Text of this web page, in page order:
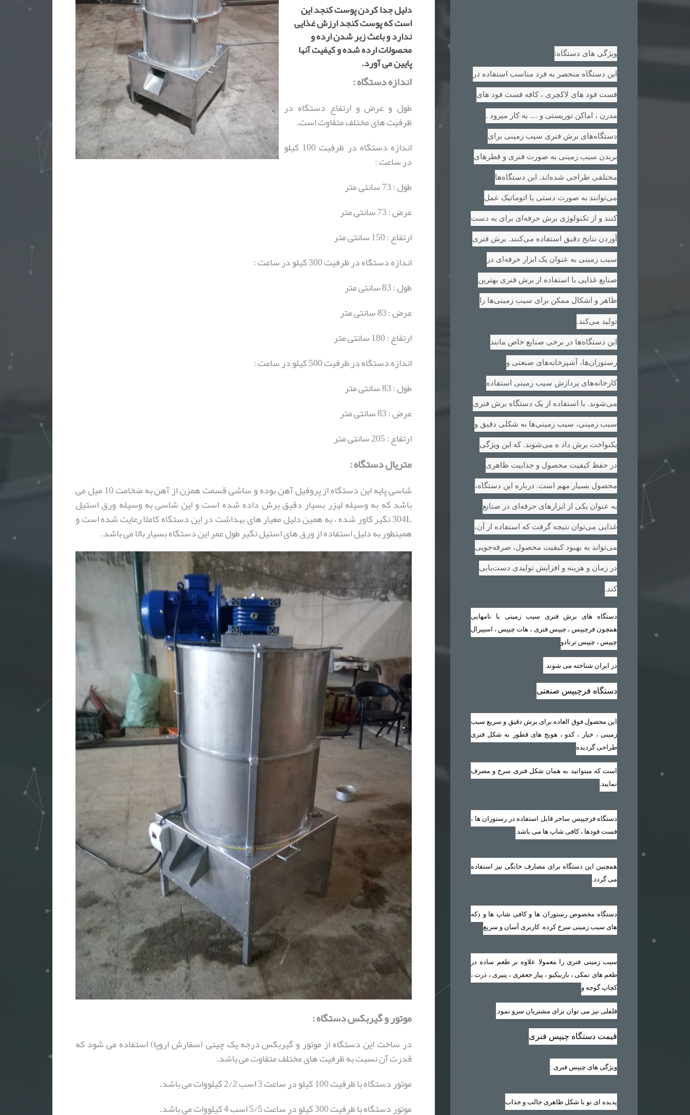
دلیل جدا کردن پوست کنجد این
است که پوست کنجد ارزش غذایی
ندارد و باعث زبر شدن ارده و
محصولات ارده شده و کیفیت آنها
پایین می آورد.
اندازه دستگاه :
طول و عرض و ارتفاع دستگاه در
ظرفیت های مختلف متفاوت است.
اندازه دستگاه در ظرفیت 100 کیلو
در ساعت :
طول : 73 سانتی متر
عرض : 73 سانتی متر
ارتفاع : 150 سانتی متر
اندازه دستگاه در ظرفیت 300 کیلو در ساعت :
طول : 83 سانتی متر
عرض : 83 سانتی متر
ارتفاع : 180 سانتی متر
اندازه دستگاه در ظرفیت 500 کیلو در ساعت :
طول : 83 سانتی متر
عرض : 83 سانتی متر
ارتفاع : 205 سانتی متر
متریال دستگاه:
شاسی پایه این دستگاه از پروفیل آهن بوده و ساشی قسمت همزن از آهن به ضخامت 10 میل می
باشد که به وسیله لیزر بسیار دقیق برش داده شده است و این شاسی به وسیله ورق استیل
304L نگیر کاور شده ، به همین دلیل معیار های بهداشت در این دستگاه کاملا رعایت شده است و
همینطور به دلیل استفاده از ورق های استیل نگیر طول عمر این دستگاه بسیار بالا می باشد.
موتور و گیربکس دستگاه :
در ساخت این دستگاه از موتور و گیربکس درجه یک چینی (سفارش اروپا) استفاده می شود که
قدرت آن نسبت به ظرفیت های مختلف متفاوت می باشد.
موتور دستگاه با ظرفیت 100 کیلو در ساعت 3 اسب 2/2 کیلووات می باشد.
موتور دستگاه با ظرفیت 300 کیلو در ساعت 5/5 اسب 4 کیلووات می باشد.
ویژگی های دستگاه:
این دستگاه منحصر به فرد مناسب استفاده در
فست فود های لاکچری ، کافه فست فود های
مدرن ، اماکن توریستی و … به کار میرود .
دستگاه‌های برش فنری سیب زمینی برای
بریدن سیب زمینی به صورت فنری و قطرهای
مختلفی طراحی شده‌اند. این دستگاه‌ها
می‌توانند به صورت دستی یا اتوماتیک عمل
کنند و از تکنولوژی برش حرفه‌ای برای به دست
آوردن نتایج دقیق استفاده می‌کنند. برش فنری
سیب زمینی به عنوان یک ابزار حرفه‌ای در
صنایع غذایی با استفاده از برش فنری بهترین
ظاهر و اشکال ممکن برای سیب زمینی‌ها را
تولید می‌کند.
این دستگاه‌ها در برخی صنایع خاص مانند
رستوران‌ها، آشپزخانه‌های صنعتی و
کارخانه‌های پردازش سیب زمینی استفاده
می‌شوند. با استفاده از یک دستگاه برش فنری
سیب زمینی، سیب زمینی‌ها به شکلی دقیق و
یکنواخت برش داد ه می‌شوند. که این ویژگی
در حفظ کیفیت محصول و جذابیت ظاهری
محصول بسیار مهم است. درباره این دستگاه،
به عنوان یکی از ابزارهای حرفه‌ای در صنایع
غذایی می‌توان نتیجه گرفت که استفاده از آن،
می‌تواند به بهبود کیفیت محصول، صرفه‌جویی
در زمان و هزینه و افزایش تولیدی دست‌یابی
کند.
دستگاه های برش فنری سیب زمینی با نامهایی
همچون فرچیپس ، چیپس فنری ، هات چیپس ، اسپیرال
چیپس ، چیپس ترنادو
در ایران شناخته می شوند.
دستگاه فرچیپس صنعتی
این محصول فوق العاده برای برش دقیق و سریع سیب
زمینی ، خیار ، کدو ، هویج های قطور به شکل فنری
طراحی گردیده
است که میتوانید به همان شکل فنری سرخ و مصرف
نمایید‏.‏
دستگاه فرچیپس ساحر قابل استفاده در رستوران ها ،
فست فودها ، کافی شاپ ها می باشد‏.‏
همچنین این دستگاه برای مصارف خانگی نیز استفاده
می گردد‏.‏
دستگاه مخصوص رستوران ها و کافی شاپ ها و دکه
های سیب زمینی سرخ کرده. کاربری آسان و سریع
سیب زمینی فنری را معمولا علاوه بر طعم ساده در
طعم های نمکی ، باربیکیو ، پیاز جعفری ، پنیری ، ذرت ،
کچاپ گوجه و
فلفلی نیز می توان برای مشتریان سرو نمود.
قیمت دستگاه چیپس فنری
ویژگی های چیپس فنری :
پدیده ای نو با شکل ظاهری جالب و جذاب